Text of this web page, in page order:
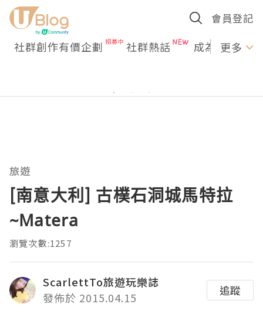
會員登記
社群創作有價企劃 社群熱話 成為U更多
旅遊
[南意大利] 古樸石洞城馬特拉
~Matera
瀏覽次數:1257
ScarlettTo旅遊玩樂誌
發佈於 2015.04.15
追蹤